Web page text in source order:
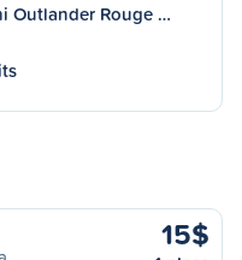
Outlander Rouge …
15$